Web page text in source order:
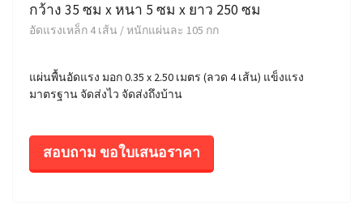
กว้าง 35 ซม x หนา 5 ซม x ยาว 250 ซม
อัดแรงเหล็ก 4 เส้น / หนักแผ่นละ 105 กก
แผ่นพื้นอัดแรง มอก 0.35 x 2.50 เมตร (ลวด 4 เส้น) แข็งแรง
มาตรฐาน จัดส่งไว จัดส่งถึงบ้าน
สอบถาม ขอใบเสนอราคา